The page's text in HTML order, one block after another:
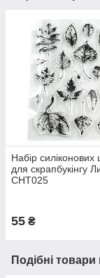
Набір силіконових
для скрапбукінгу
CHT025
55 ₴
Подібні товари